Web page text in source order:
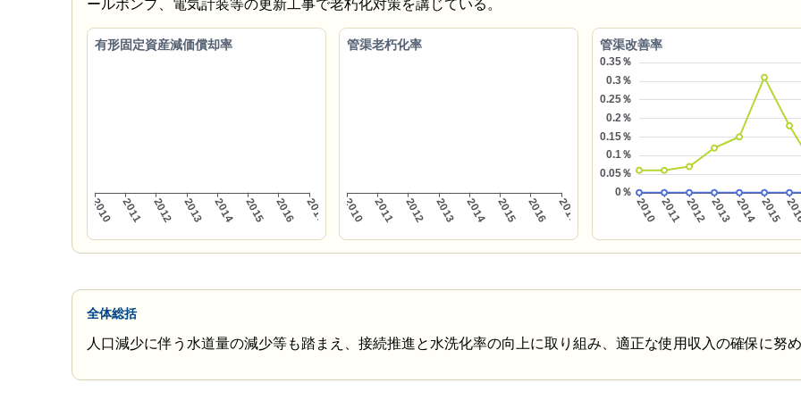
ールポンプ、電気計装等の更新工事で老朽化対策を講じている。
有形固定資産減価償却率 管渠老朽化率 管渠改善率
全体総括
人口減少に伴う水道量の減少等も踏まえ、接続推進と水洗化率の向上に取り組み、適正な使用収入の確保に努